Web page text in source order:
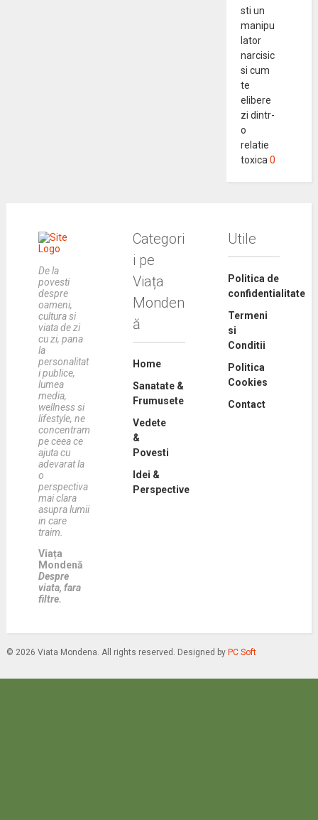
sti un
manipu
lator
narcisic
si cum
te
elibere
zi dintr-
o
relatie
toxica 0
De la
povesti
despre
oameni,
cultura si
viata de zi
cu zi, pana
la
personalitat
i publice,
lumea
media,
wellness si
lifestyle, ne
concentram
pe ceea ce
ajuta cu
adevarat la
o
perspectiva
mai clara
asupra lumii
in care
traim.
Viața
Mondenă
Despre
viata, fara
filtre.
Categori
i pe
Viața
Monden
ă
Home
Sanatate &
Frumusete
Vedete
&
Povesti
Idei &
Perspective
Utile
Politica de
confidentialitate
Termeni
si
Conditii
Politica
Cookies
Contact
© 2026 Viata Mondena. All rights reserved. Designed by PC Soft